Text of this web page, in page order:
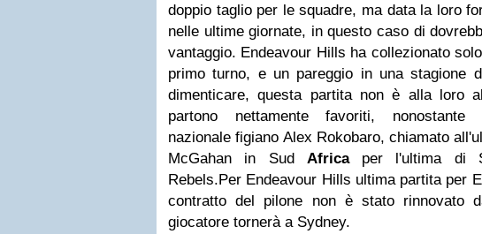
doppio taglio per le squadre, ma data la loro
nelle ultime giornate, in questo caso di
vantaggio. Endeavour Hills ha collezionato
primo turno, e un pareggio in una stagione
dimenticare, questa partita non è alla loro
partono nettamente favoriti, nonostante
nazionale figiano Alex Rokobaro, chiamato
McGahan in Sud Africaper l'ultima di
Rebels.Per Endeavour Hills ultima partita per
contratto del pilone non è stato rinnovato
giocatore tornerà a Sydney.